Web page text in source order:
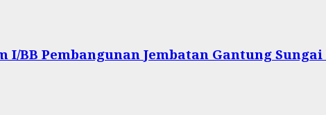
BB Pembangunan Jembatan Gantung